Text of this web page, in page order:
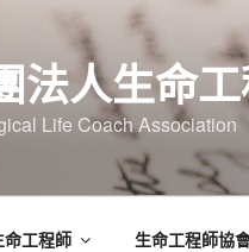
法人生命
Life Coach Association
工程師 生命工程師協